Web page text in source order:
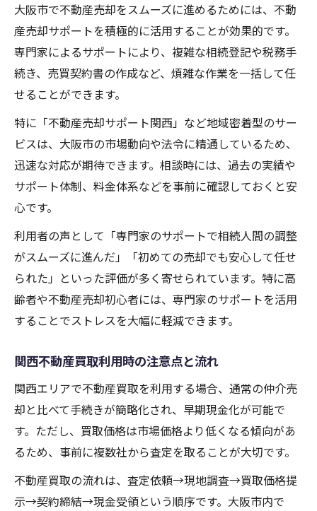
大阪市で不動産売却をスムーズに進めるためには、不動
産売却サポートを積極的に活用することが効果的です。
専門家によるサポートにより、複雑な相続登記や税務手
続き、売買契約書の作成など、煩雑な作業を一括して任
せることができます。
特に「不動産売却サポート関西」など地域密着型のサー
ビスは、大阪市の市場動向や法令に精通しているため、
迅速な対応が期待できます。相談時には、過去の実績や
サポート体制、料金体系などを事前に確認しておくと安
心です。
利用者の声として「専門家のサポートで相続人間の調整
がスムーズに進んだ」「初めての売却でも安心して任せ
られた」といった評価が多く寄せられています。特に高
齢者や不動産売却初心者には、専門家のサポートを活用
することでストレスを大幅に軽減できます。
関西不動産買取利用時の注意点と流れ
関西エリアで不動産買取を利用する場合、通常の仲介売
却と比べて手続きが簡略化され、早期現金化が可能で
す。ただし、買取価格は市場価格より低くなる傾向があ
るため、事前に複数社から査定を取ることが大切です。
不動産買取の流れは、査定依頼→現地調査→買取価格提
示→契約締結→現金受領という順序です。大阪市内で